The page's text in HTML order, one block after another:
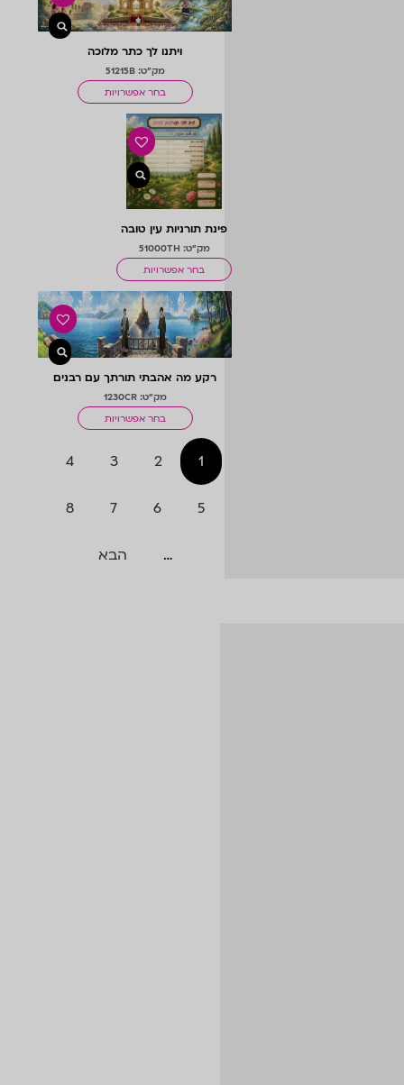
ויתנו לך כתר מלוכה
מק"ט: 51215B
בחר אפשרויות
פינת תורניות עין טובה
מחודשמק"ט: 51000TH
בחר אפשרויות
רקע מה אהבתי תורתך עם רבנים
במרפסת קטנה+מגדלור
מק"ט: 1230CR
בחר אפשרויות
1
2
3
4
5
6
7
8
… הבא